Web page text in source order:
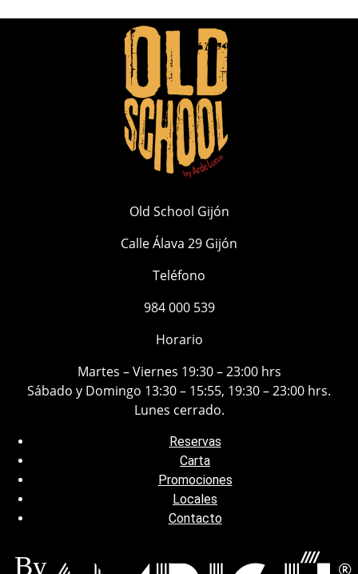
Old School Gijón
Calle Álava 29 Gijón
Teléfono
984 000 539
Horario
Martes – Viernes 19:30 – 23:00 hrs
Sábado y Domingo 13:30 – 15:55, 19:30 – 23:00 hrs.
Lunes cerrado.
Reservas
Carta
Promociones
Locales
Contacto